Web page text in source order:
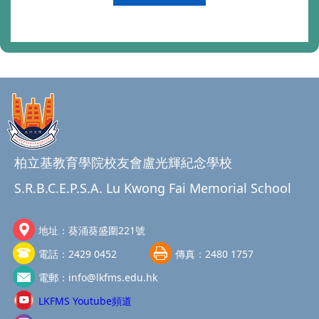
柏立基教育學院校友會盧光輝紀念學校
S.R.B.C.E.P.S.A. Lu Kwong Fai Memorial School
地址： 葵涌葵盛圍221號
電話： 2429 0452 傳真： 2480 1757
電郵： info@lkfms.edu.hk
LKFMS Youtube頻道